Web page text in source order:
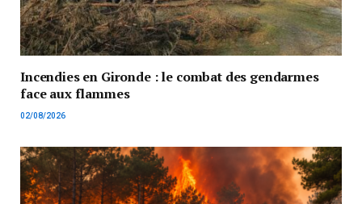
Incendies en Gironde : le combat des gendarmes
face aux flammes
02/08/2026